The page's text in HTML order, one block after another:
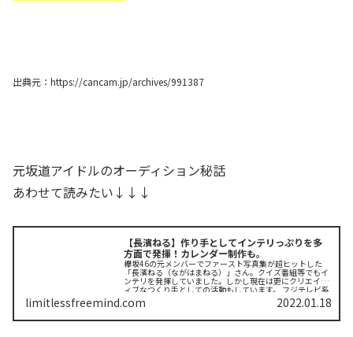
出典元：https://cancam.jp/archives/991387
元坂道アイドルのオーディション秘話
あわせて読みたい↓↓↓
【長濱ねる】作り手としてインテリっぷりを多
方面で発揮！カレンダー制作も。
欅坂46の元メンバーでファースト写真集が超ヒットした
「長濱ねる（ながはまねる）」さん。クイズ番組等でもイ
ンテリを発揮していました。しかし現在は更にクリエイテ
ィブなつくり手としての活動もしています。 フジテレビ系
のドキュメントバラエティ『セ...
limitlessfreemind.com 2022.01.18